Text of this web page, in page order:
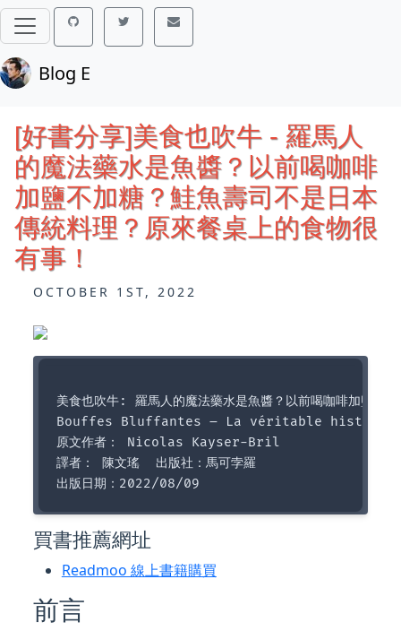
Blog E
[好書分享]美食也吹牛 - 羅馬人
的魔法藥水是魚醬？以前喝咖啡
加鹽不加糖？鮭魚壽司不是日本
傳統料理？原來餐桌上的食物很
有事！
OCTOBER 1ST, 2022
美食也吹牛: 羅馬人的魔法藥水是魚醬？以前喝咖啡加鹽不
Bouffes Bluffantes – La véritable
原文作者： Nicolas Kayser-Bril
譯者： 陳文瑤  出版社：馬可孛羅
買書推薦網址
Readmoo 線上書籍購買
前言